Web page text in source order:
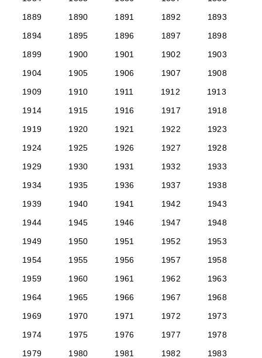
1889
1890 1891 1892
1893
1894
1895 1896 1897
1898
1899
1900 1901 1902
1903
1904
1905 1906 1907
1908
1909
1910 1911 1912
1913
1914
1915 1916 1917
1918
1919
1920 1921 1922
1923
1924
1925 1926 1927
1928
1929
1930 1931 1932
1933
1934
1935 1936 1937
1938
1939
1940 1941 1942
1943
1944
1945 1946 1947
1948
1949
1950 1951 1952
1953
1954
1955 1956 1957
1958
1959
1960 1961 1962
1963
1964
1965 1966 1967
1968
1969
1970 1971 1972
1973
1974
1975 1976 1977
1978
1979
1980 1981 1982 1983